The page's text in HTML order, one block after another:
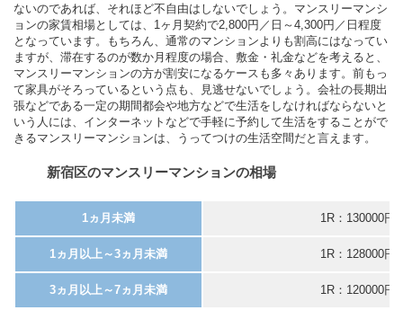
ないのであれば、それほど不自由はしないでしょう。マンスリーマンシ
ョンの家賃相場としては、1ヶ月契約で2,800円／日～4,300円／日程度
となっています。もちろん、通常のマンションよりも割高にはなってい
ますが、滞在するのが数か月程度の場合、敷金・礼金などを考えると、
マンスリーマンションの方が割安になるケースも多々あります。前もっ
て家具がそろっているという点も、見逃せないでしょう。会社の長期出
張などである一定の期間都会や地方などで生活をしなければならないと
いう人には、インターネットなどで手軽に予約して生活をすることがで
きるマンスリーマンションは、うってつけの生活空間だと言えます。
新宿区のマンスリーマンションの相場
1ヵ月未満 1R：130000
1ヵ月以上～3ヵ月未満 1R：128000
3ヵ月以上～7ヵ月未満 1R：120000